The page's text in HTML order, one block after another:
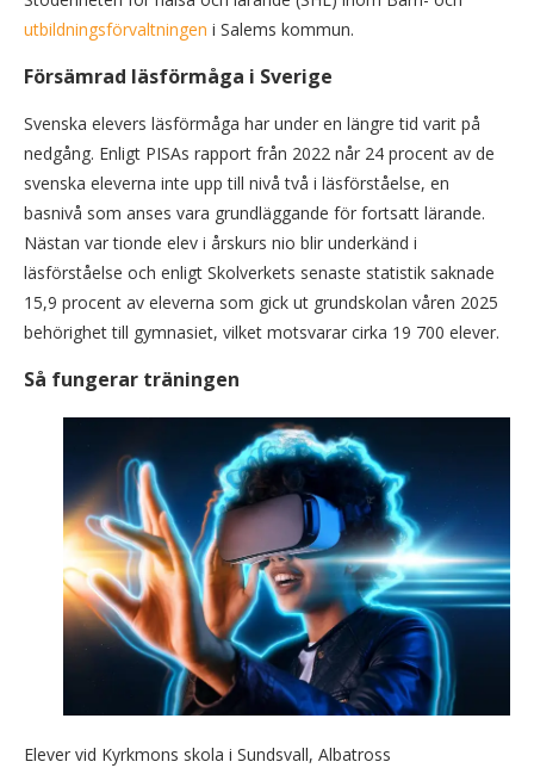
utbildningsförvaltningen i Salems kommun.
Försämrad läsförmåga i Sverige
Svenska elevers läsförmåga har under en längre tid varit på
nedgång. Enligt PISAs rapport från 2022 når 24 procent av de
svenska eleverna inte upp till nivå två i läsförståelse, en
basnivå som anses vara grundläggande för fortsatt lärande.
Nästan var tionde elev i årskurs nio blir underkänd i
läsförståelse och enligt Skolverkets senaste statistik saknade
15,9 procent av eleverna som gick ut grundskolan våren 2025
behörighet till gymnasiet, vilket motsvarar cirka 19 700 elever.
Så fungerar träningen
Elever vid Kyrkmons skola i Sundsvall, Albatross